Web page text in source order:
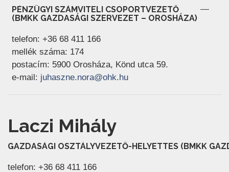
PÉNZÜGYI SZÁMVITELI CSOPORTVEZETŐ
(BMKK GAZDASÁGI SZERVEZET – OROSHÁZA)
telefon: +36 68 411 166
mellék száma: 174
postacím: 5900 Orosháza, Könd utca 59.
e-mail: juhaszne.nora@ohk.hu(új ablakban nyílik meg)
Laczi Mihály
GAZDASÁGI OSZTÁLYVEZETŐ-HELYETTES (BMKK
telefon: +36 68 411 166